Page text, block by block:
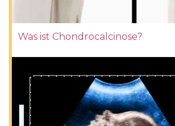
Was ist Chondrocalcinose?